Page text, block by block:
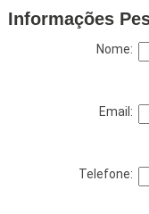
Informações
Nome:
Email:
Telefone: